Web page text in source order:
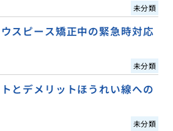
未分類
スピース矯正中の緊急時対応
未分類
とデメリットほうれい線への
未分類